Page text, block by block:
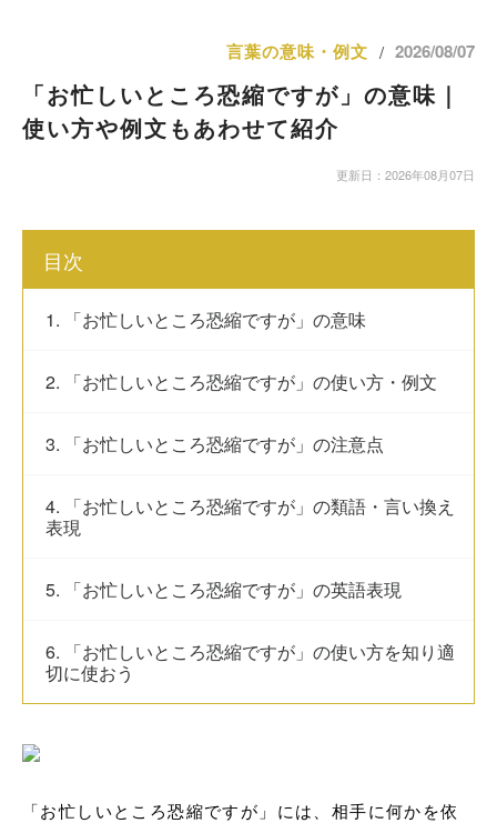
言葉の意味・例文 / 2026/08/07
「お忙しいところ恐縮ですが」の意味｜
使い方や例文もあわせて紹介
更新日：2026年08月07日
目次
1. 「お忙しいところ恐縮ですが」の意味
2. 「お忙しいところ恐縮ですが」の使い方・例文
3. 「お忙しいところ恐縮ですが」の注意点
4. 「お忙しいところ恐縮ですが」の類語・言い換え
表現
5. 「お忙しいところ恐縮ですが」の英語表現
6. 「お忙しいところ恐縮ですが」の使い方を知り適
切に使おう
「お忙しいところ恐縮ですが」には、相手に何かを依